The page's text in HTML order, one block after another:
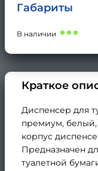
Габариты
В наличии
Краткое
Диспенсер для
премиум,
корпус
Предназначен
туалетной